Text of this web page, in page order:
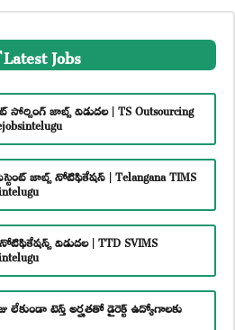
Latest Jobs
జాబ్స్ విడుదల | TS Outsourcing
జాబ్స్ నోటిఫికేషన్ | Telangana TIMS
విడుదల | TTD SVIMS
లేకుండా టెన్త్ అర్హతతో డైరెక్ట్ ఉద్యోగాలకు